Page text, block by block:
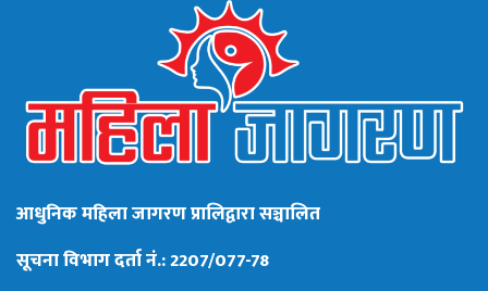
आधुनिक महिला जागरण प्रालिद्वारा सञ्चालित
सूचना विभाग दर्ता नं.: 2207/077-78